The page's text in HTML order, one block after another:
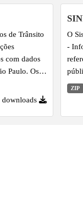
de
da
de Trânsito
com dados
Paulo. Os
em
do dia 15
downloads
O
-
ZIP